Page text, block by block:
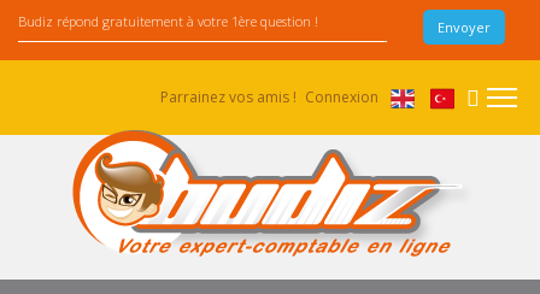
Parrainez vos amis ! Connexion